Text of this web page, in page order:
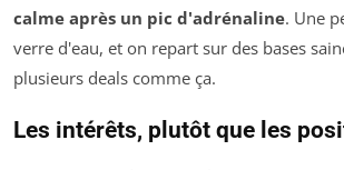
calme après un pic d'adrénaline. Une
verre d'eau, et on repart sur des bases
plusieurs deals comme ça.
Les intérêts, plutôt que les